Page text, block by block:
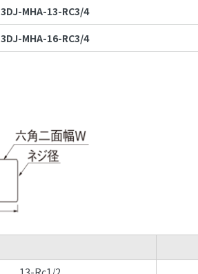
3DJ-MHA-13-RC3/4
3DJ-MHA-16-RC3/4